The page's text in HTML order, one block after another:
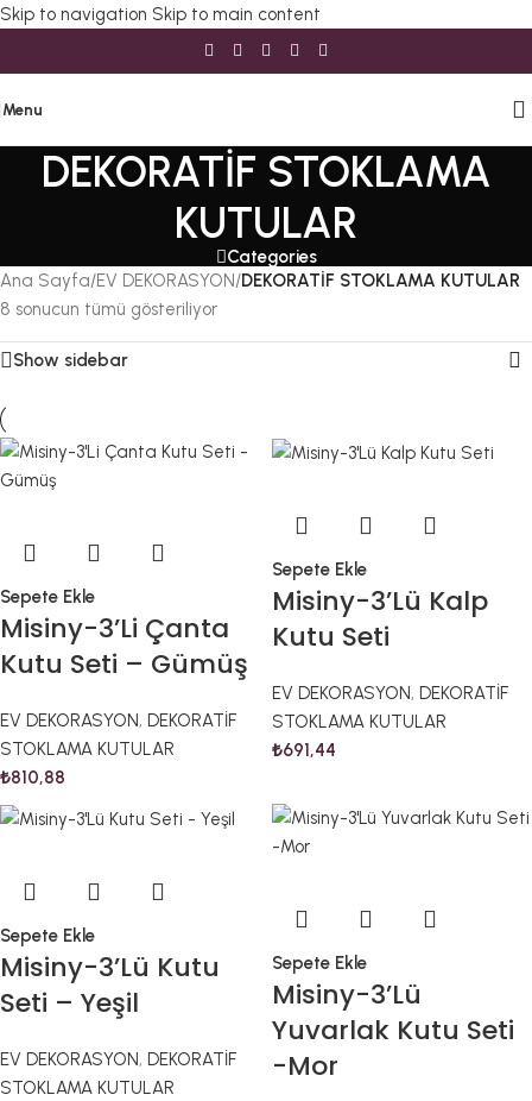
Skip to navigation Skip to main content
Menu
DEKORATİF STOKLAMA
KUTULAR
Categories
Ana Sayfa/EV DEKORASYON/DEKORATİF STOKLAMA KUTULAR
8 sonucun tümü gösteriliyor
Show sidebar
Sepete Ekle
Misiny-3’Li Çanta
Kutu Seti – Gümüş
EV DEKORASYON, DEKORATİF
STOKLAMA KUTULAR
₺810,88
Sepete Ekle
Misiny-3’Lü Kalp
Kutu Seti
EV DEKORASYON, DEKORATİF
STOKLAMA KUTULAR
₺691,44
Sepete Ekle
Misiny-3’Lü Kutu
Seti – Yeşil
EV DEKORASYON, DEKORATİF
STOKLAMA KUTULAR
Sepete Ekle
Misiny-3’Lü
Yuvarlak Kutu Seti
-Mor